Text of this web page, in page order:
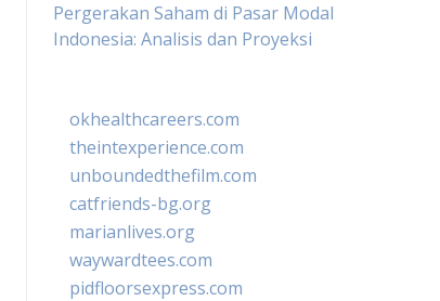
Pergerakan Saham di Pasar Modal
Indonesia: Analisis dan Proyeksi
okhealthcareers.com
theintexperience.com
unboundedthefilm.com
catfriends-bg.org
marianlives.org
waywardtees.com
pidfloorsexpress.com